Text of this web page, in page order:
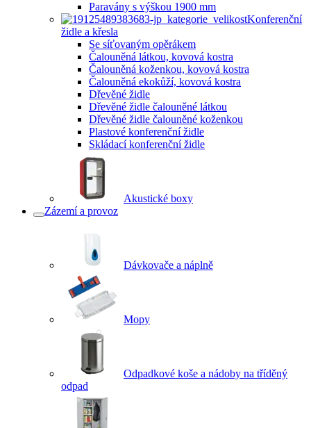
Paravány s výškou 1900 mm
Konferenční
židle a křesla
Se síťovaným opěrákem
Čalouněná látkou, kovová kostra
Čalouněná koženkou, kovová kostra
Čalouněná ekokůží, kovová kostra
Dřevěné židle
Dřevěné židle čalouněné látkou
Dřevěné židle čalouněné koženkou
Plastové konferenční židle
Skládací konferenční židle
Akustické boxy
Zázemí a provoz
Dávkovače a náplně
Mopy
Odpadkové koše a nádoby na tříděný
odpad